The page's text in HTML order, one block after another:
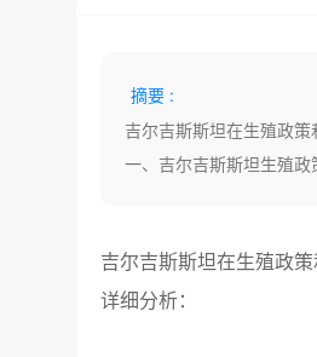
摘要 :
吉尔吉斯斯坦在生殖政
一、吉尔吉斯斯坦生殖
吉尔吉斯斯坦在生殖政
详细分析：